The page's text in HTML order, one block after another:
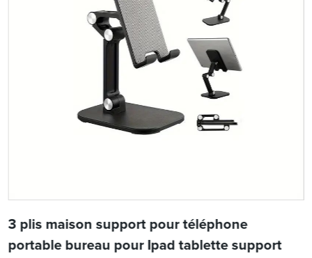
3 plis maison support pour téléphone
portable bureau pour Ipad tablette support